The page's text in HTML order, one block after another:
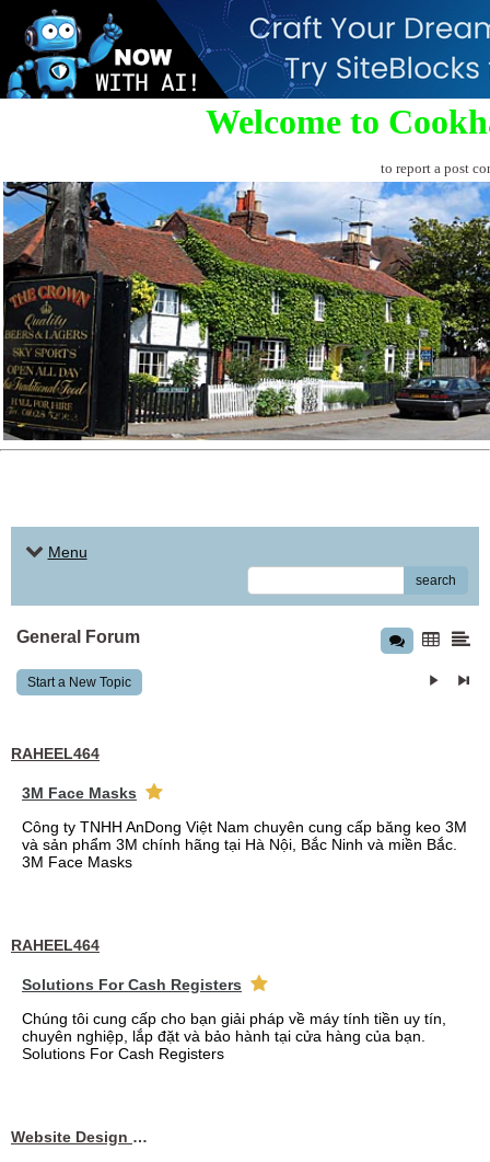
Welcome to
to report a post
Menu
search
General Forum
Start a New Topic
RAHEEL464
3M Face Masks
Công ty TNHH AnDong Việt Nam chuyên cung cấp băng keo 3M
và sản phẩm 3M chính hãng tại Hà Nội, Bắc Ninh và miền Bắc.
3M Face Masks
RAHEEL464
Solutions For Cash Registers
Chúng tôi cung cấp cho bạn giải pháp về máy tính tiền uy tín,
chuyên nghiệp, lắp đặt và bảo hành tại cửa hàng của bạn.
Solutions For Cash Registers
Website Design Services berin